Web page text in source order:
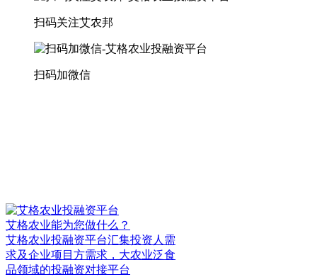
扫码关注艾农邦
扫码加微信
艾格农业能为您做什么？
艾格农业投融资平台汇集投资人需
求及企业项目方需求，大农业泛食
品领域的投融资对接平台